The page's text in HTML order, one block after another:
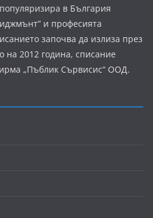
в България
и професията
започва да излиза през
на 2012 година, списание
„Пъблик Сървисис“ ООД.